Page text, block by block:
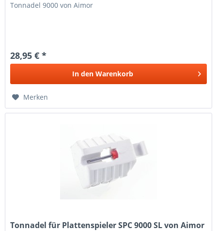
Tonnadel 9000 von Aimor
28,95 € *
In den Warenkorb
Merken
Tonnadel für Plattenspieler SPC 9000 SL von Aimor